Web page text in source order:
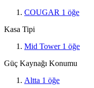
COUGAR 1 öğe
Kasa Tipi
Mid Tower 1 öğe
Güç Kaynağı Konumu
Altta 1 öğe